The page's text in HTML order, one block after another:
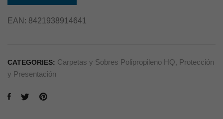
EAN: 8421938914641
CATEGORIES: Carpetas y Sobres Polipropileno HQ, Protección
y Presentación